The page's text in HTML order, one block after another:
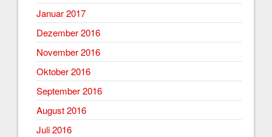
Januar 2017
Dezember 2016
November 2016
Oktober 2016
September 2016
August 2016
Juli 2016